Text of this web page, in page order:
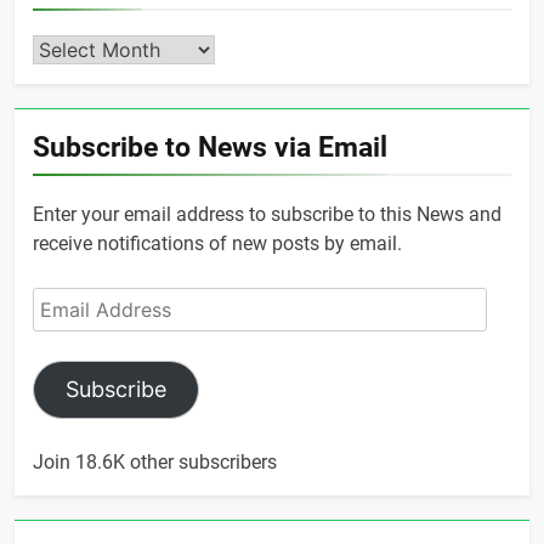
Archives
Subscribe to News via Email
Enter your email address to subscribe to this News and
receive notifications of new posts by email.
Email
Address
Subscribe
Join 18.6K other subscribers